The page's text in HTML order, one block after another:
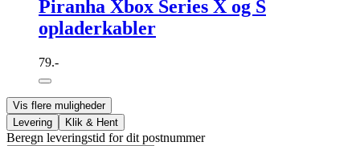
Piranha Xbox Series X og S
opladerkabler
79.-
Vis flere muligheder
Levering
Klik & Hent
Beregn leveringstid for dit postnummer